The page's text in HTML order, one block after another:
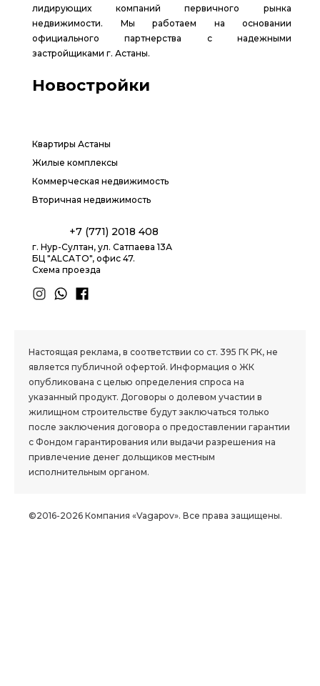
лидирующих компаний первичного рынка
недвижимости. Мы работаем на основании
официального партнерства с надежными
застройщиками г. Астаны.
Новостройки
Квартиры Астаны
Жилые комплексы
Коммерческая недвижимость
Вторичная недвижимость
+7 (771) 2018 408
г. Нур-Султан, ул. Сатпаева 13А
БЦ "ALCATO", офис 47.
Схема проезда
Настоящая реклама, в соответствии со ст. 395 ГК РК, не
является публичной офертой. Информация о ЖК
опубликована с целью определения спроса на
указанный продукт. Договоры о долевом участии в
жилищном строительстве будут заключаться только
после заключения договора о предоставлении гарантии
с Фондом гарантирования или выдачи разрешения на
привлечение денег дольщиков местным
исполнительным органом.
©2016-2026 Компания «Vagapov». Все права защищены.